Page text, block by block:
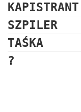
KAPISTRANT
SZPILER
TAŚKA
?